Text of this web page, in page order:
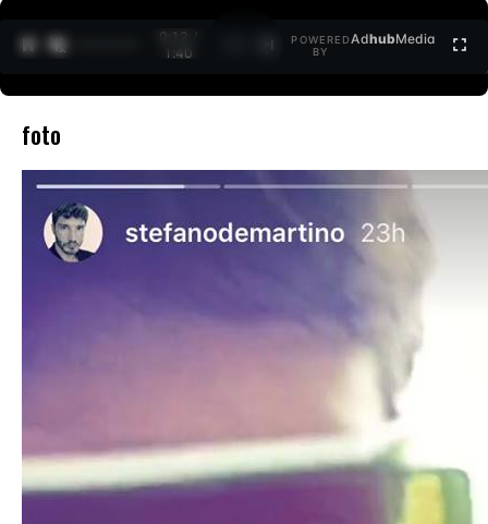
0:12 /
1:40
POWERED
BY
AdhubMedia
foto